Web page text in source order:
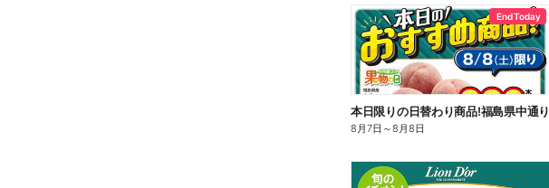
End Today
本日限りの日替わり商品!福島県中通り
8月7日 ～8月8日